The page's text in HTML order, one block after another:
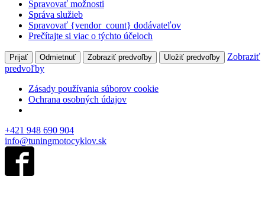
Spravovať možnosti
Správa služieb
Spravovať {vendor_count} dodávateľov
Prečítajte si viac o týchto účeloch
Prijať Odmietnuť Zobraziť predvoľby Uložiť predvoľby
Zobraziť
predvoľby
Zásady používania súborov cookie
Ochrana osobných údajov
+421 948 690 904
info@tuningmotocyklov.sk